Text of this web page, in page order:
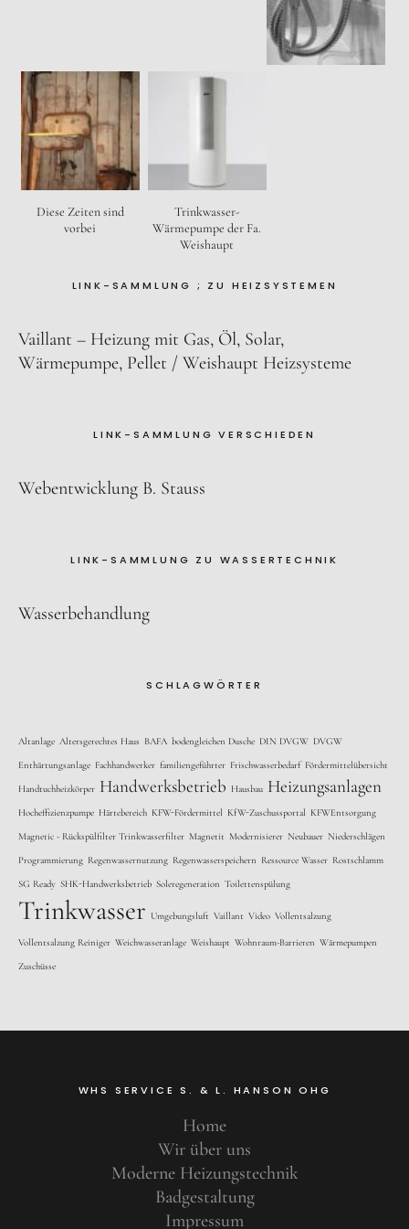
Diese Zeiten sind
vorbei
Trinkwasser-
Wärmepumpe der Fa.
Weishaupt
LINK-SAMMLUNG ; ZU HEIZSYSTEMEN
Vaillant – Heizung mit Gas, Öl, Solar,
Wärmepumpe, Pellet
Weishaupt Heizsysteme
LINK-SAMMLUNG VERSCHIEDEN
Webentwicklung B. Stauss
LINK-SAMMLUNG ZU WASSERTECHNIK
Wasserbehandlung
SCHLAGWÖRTER
Altanlage Altersgerechtes Haus BAFA bodengleichen Dusche DIN DVGW DVGW
Enthärtungsanlage Fachhandwerker familiengeführter Frischwasserbedarf Fördermittelübersicht
Handtuchheizkörper Handwerksbetrieb Hausbau Heizungsanlagen
Hocheffizienzpumpe Härtebereich KFW-Fördermittel KfW-Zuschussportal KFWEntsorgung
Magnetic - Rückspülfilter Trinkwasserfilter Magnetit Modernisierer Neubauer Niederschlägen
Programmierung Regenwassernutzung Regenwasserspeichern Ressource Wasser Rostschlamm
SG Ready SHK-Handwerksbetrieb Soleregeneration Toilettenspülung
Trinkwasser Umgebungsluft Vaillant Video Vollentsalzung
Vollentsalzung Reiniger Weichwasseranlage Weishaupt Wohnraum-Barrieren Wärmepumpen
Zuschüsse
WHS SERVICE S. & L. HANSON OHG
Home
Wir über uns
Moderne Heizungstechnik
Badgestaltung
Impressum